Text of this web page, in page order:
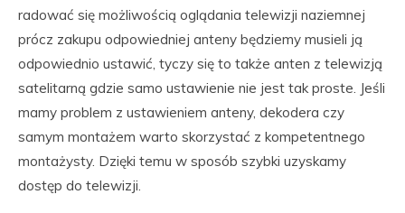
radować się możliwością oglądania telewizji naziemnej
prócz zakupu odpowiedniej anteny będziemy musieli ją
odpowiednio ustawić, tyczy się to także anten z telewizją
satelitarną gdzie samo ustawienie nie jest tak proste. Jeśli
mamy problem z ustawieniem anteny, dekodera czy
samym montażem warto skorzystać z kompetentnego
montażysty. Dzięki temu w sposób szybki uzyskamy
dostęp do telewizji.